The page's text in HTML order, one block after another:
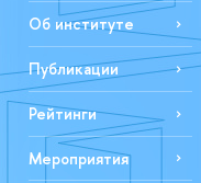
Об институте
Публикации
Рейтинги
Мероприятия